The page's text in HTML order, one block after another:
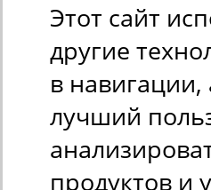
Этот сайт
другие
в навигации,
лучший
продуктов и